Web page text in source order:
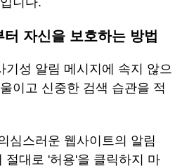
자신을 보호하는 방법
기성 알림 메시지에 속지 않으
이고 신중한 검색 습관을 적
심스러운 웹사이트의 알림
절대로 '허용'을 클릭하지 마